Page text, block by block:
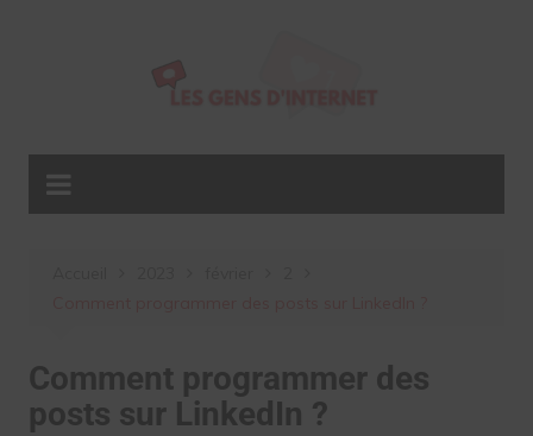
Comment programmer des
posts sur LinkedIn ?